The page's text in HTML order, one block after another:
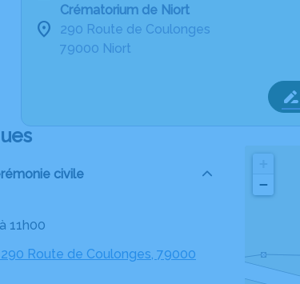
Crématorium de Niort
290 Route de Coulonges
79000 Niort
civile
11h00
290 Route de Coulonges, 79000
−